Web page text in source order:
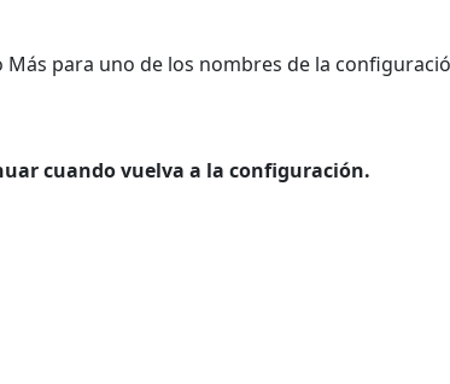
Más para uno de los nombres de la
cuando vuelva a la configuración.